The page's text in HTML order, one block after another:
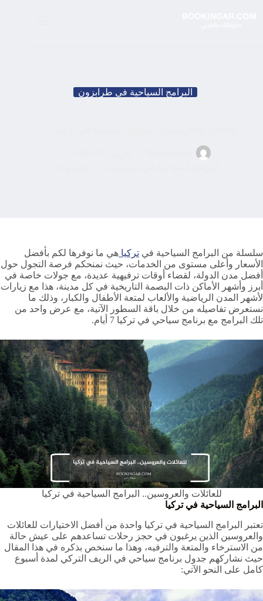
البرامج السياحية في طرابزون
سلسلة من البرامج السياحية في تركيا هي ما نوفرها لكم بأفضل
الأسعار وأعلى مستوى من الخدمات، حيث نمنحكم فرصة التجول حول
أفضل مدن الدولة، لقضاء أوقات ترفيهية عديدة، مع جولات خاصة في
أبرز وأشهر الأماكن ذات البصمة التاريخية في كل مدينة، هذا مع زيارات
لأشهر المدن الرياضية والألعاب لمتعة الأطفال والكبار، وذلك ما
نستعرض تفاصيله من خلال باقة السطور الآتية، مع عرض واحد من
تلك البرامج مع برنامج سياحي في تركيا 7 أيام.
للعائلات والعروسين.. البرامج السياحية في تركيا
البرامج السياحية في تركيا
تعتبر البرامج السياحية في تركيا واحدة من أفضل الاختيارات للعائلات
والعروسين الذين يرغبون في حجز رحلات تساعدهم على عيش حالة
من الاسترخاء والمتعة والترفيه، وهذا ما سنخص بذكره في هذا المقال
حيث نشاركهم جدول برنامج سياحي في الريف التركي لمدة أسبوع
كامل على النحو الآتي: